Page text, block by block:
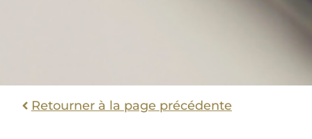
Retourner à la page précédente